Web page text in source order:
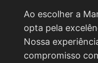
Ao escolher a
opta pela
Nossa
compromisso